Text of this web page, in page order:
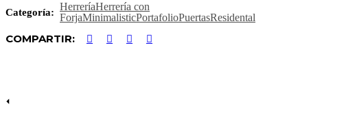
Categoría: HerreríaHerrería con
ForjaMinimalisticPortafolioPuertasResidental
COMPARTIR: